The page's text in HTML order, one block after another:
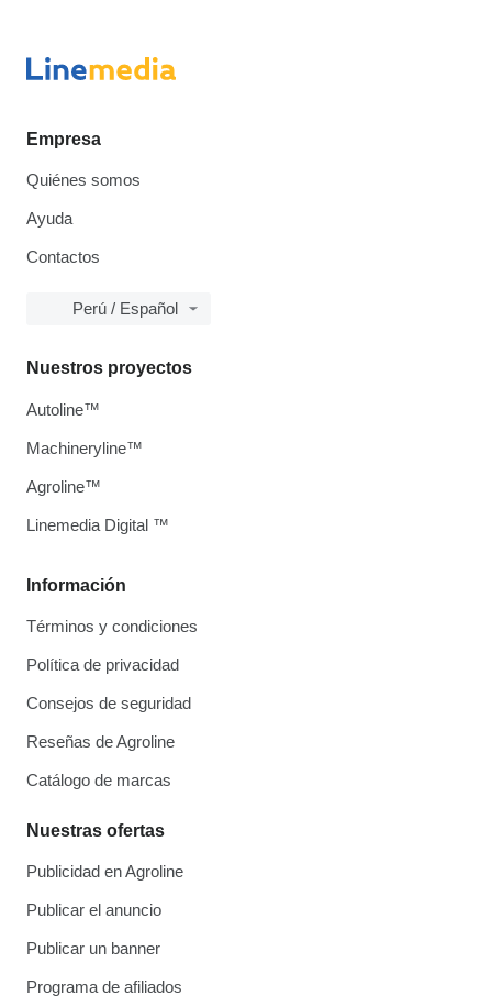
Empresa
Quiénes somos
Ayuda
Contactos
Perú / Español
Información
Términos y condiciones
Política de privacidad
Consejos de seguridad
Reseñas de Agroline
Catálogo de marcas
Nuestras ofertas
Publicidad en Agroline
Publicar el anuncio
Publicar un banner
Programa de afiliados
Nuestros proyectos
Autoline™
Machineryline™
Agroline™
Linemedia Digital ™